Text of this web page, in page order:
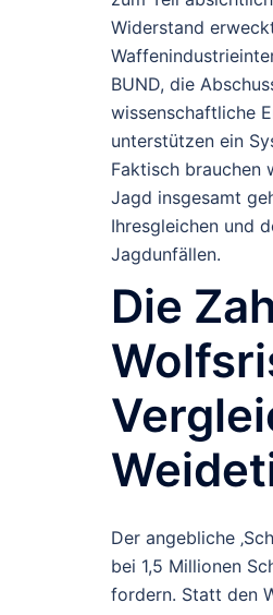
Widerstand
BUND, die
wissenschaftliche
unterstützen ein
Faktisch brauchen
Jagd insgesamt
Ihresgleichen und
Jagdunfällen.
Die
Der angebliche
bei 1,5 Millionen
fordern. Statt den